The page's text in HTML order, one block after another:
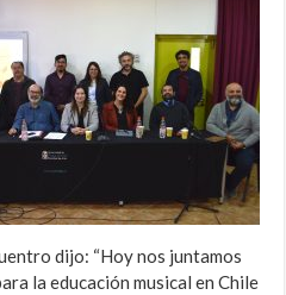
dijo: “Hoy nos juntamos
la educación musical en Chile